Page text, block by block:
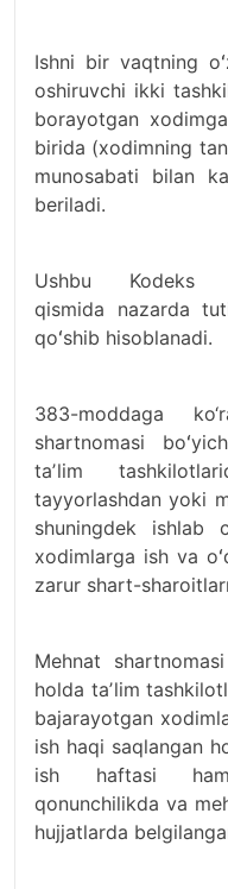
Ishni bir vaqtning
oshiruvchi ikki
borayotgan
birida (xodimning
munosabati bilan
beriladi.
Ushbu Kodeks
qismida nazarda
qoʻshib hisoblanadi.
383-moddaga
shartnomasi
taʼlim
tayyorlashdan yoki
shuningdek ishlab
xodimlarga ish va
zarur shart-
Mehnat
holda taʼlim
bajarayotgan
ish haqi saqlangan
ish haftasi
qonunchilikda va
hujjatlarda